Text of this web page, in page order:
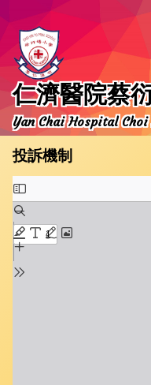
仁濟醫院蔡
Yan Chai Hospital
投訴機制